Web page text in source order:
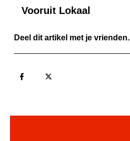
Vooruit Lokaal
Deel dit artikel met je vrienden.